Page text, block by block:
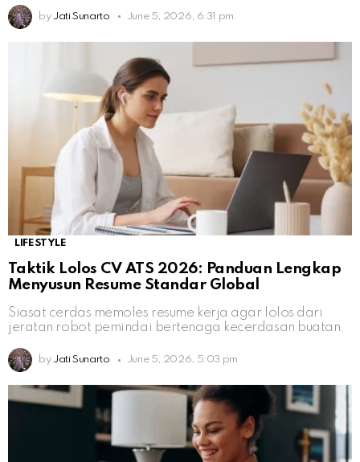
by Jati Sunarto June 5, 2026, 6:31 pm
LIFESTYLE
Taktik Lolos CV ATS 2026: Panduan Lengkap
Menyusun Resume Standar Global
Siasat cerdas memoles resume kerja agar lolos dari
jeratan robot pemindai bertenaga kecerdasan buatan.
by Jati Sunarto June 5, 2026, 5:03 pm